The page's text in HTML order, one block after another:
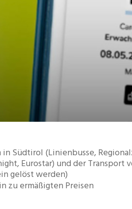
Südtirol (Linienbusse,
Eurostar) und der Transport
gelöst werden)
zu ermäßigten Preisen